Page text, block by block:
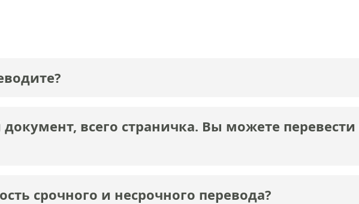
всего страничка. Вы можете
срочного и несрочного перевода?